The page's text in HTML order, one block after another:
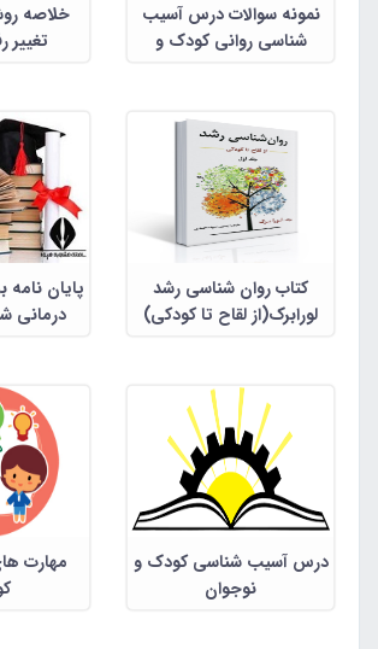
نمونه سوالات درس آسیب
شناسی روانی کودک و
خلاصه
تغییر
کتاب روان شناسی رشد
لورابرک(از لقاح تا کودکی)
پایان نامه
درمانی
درس آسیب شناسی کودک و
نوجوان
مهارت